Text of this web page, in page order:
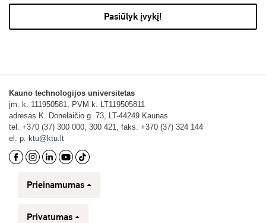
Pasiūlyk įvykį!
Kauno technologijos universitetas
įm. k. 111950581, PVM k. LT119505811
adresas K. Donelaičio g. 73, LT-44249 Kaunas
tel. +370 (37) 300 000, 300 421, faks. +370 (37) 324 144
el. p.
ktu@ktu.lt
Prieinamumas
Privatumas